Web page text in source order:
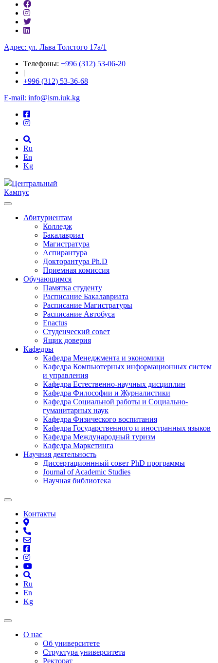
Адрес: ул. ​Льва Толстого 17а/1
Телефоны: +996 (312) 53-06-20
|
+996 (312) 53-36-68
E-mail: info@ism.iuk.kg
Ru
En
Kg
Центральный
Кампус
Абитуриентам
Колледж
Бакалавриат
Магистратура
Аспирантура
Докторантура Ph.D
Приемная комиссия
Обучающимся
Памятка студенту
Расписание Бакалавриата
Расписание Магистратуры
Расписание Автобуса
Enactus
Студенческий совет
Ящик доверия
Кафедры
Кафедра Менеджмента и экономики
Кафедра Компьютерных информационных систем
и управления
Кафедра Естественно-научных дисциплин
Кафедра Философии и Журналистики
Кафедра Социальной работы и Социально-
гуманитарных наук
Кафедра Физического воспитания
Кафедра Государственного и иностранных языков
Кафедра Международный туризм
Кафедра Маркетинга
Научная деятельность
Диссертационнный совет PhD программы
Journal of Academic Studies
Научная библиотека
Контакты
Ru
En
Kg
О нас
Об университете
Структура университета
Ректорат